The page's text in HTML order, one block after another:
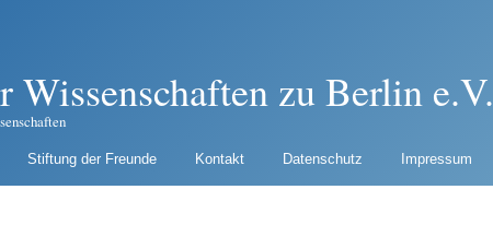
Wissenschaften zu Berlin e.V.
Stiftung der Freunde Kontakt Datenschutz Impressum